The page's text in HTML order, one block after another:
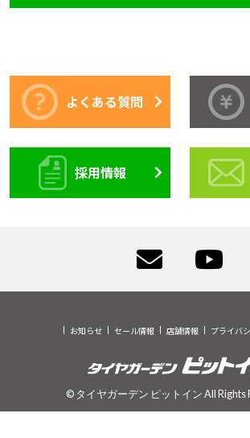
よくある質問
採用情報
お知らせ セール情報 店舗情報 プライバ
© タイヤガーデン ピットイン All Rights